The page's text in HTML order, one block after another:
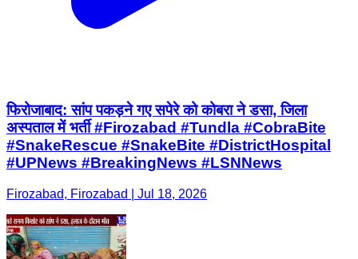
फिरोजाबाद: सांप पकड़ने गए सपेरे को कोबरा ने डसा, जिला
अस्पताल में भर्ती #Firozabad #Tundla #CobraBite
#SnakeRescue #SnakeBite #DistrictHospital
#UPNews #BreakingNews #LSNNews
Firozabad, Firozabad | Jul 18, 2026